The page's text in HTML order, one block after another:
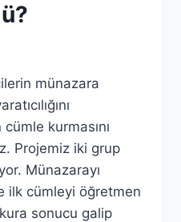
münazara
kurmasını
Projemiz iki grup
Münazarayı
ilk cümleyi öğretmen
sonucu galip